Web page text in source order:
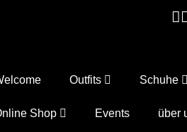
Outfits Schuhe
Shop Events über